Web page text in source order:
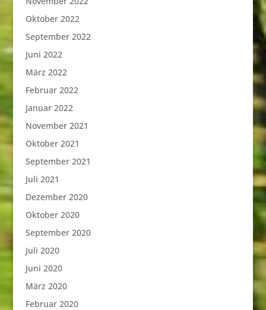
Oktober 2022
September 2022
Juni 2022
März 2022
Februar 2022
Januar 2022
November 2021
Oktober 2021
September 2021
Juli 2021
Dezember 2020
Oktober 2020
September 2020
Juli 2020
Juni 2020
März 2020
Februar 2020